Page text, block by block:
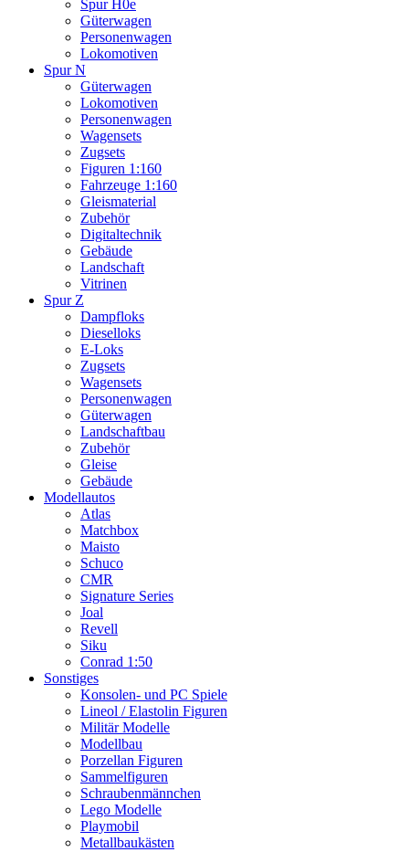
Spur H0e
Güterwagen
Personenwagen
Lokomotiven
Spur N
Güterwagen
Lokomotiven
Personenwagen
Wagensets
Zugsets
Figuren 1:160
Fahrzeuge 1:160
Gleismaterial
Zubehör
Digitaltechnik
Gebäude
Landschaft
Vitrinen
Spur Z
Dampfloks
Dieselloks
E-Loks
Zugsets
Wagensets
Personenwagen
Güterwagen
Landschaftbau
Zubehör
Gleise
Gebäude
Modellautos
Atlas
Matchbox
Maisto
Schuco
CMR
Signature Series
Joal
Revell
Siku
Conrad 1:50
Sonstiges
Konsolen- und PC Spiele
Lineol / Elastolin Figuren
Militär Modelle
Modellbau
Porzellan Figuren
Sammelfiguren
Schraubenmännchen
Lego Modelle
Playmobil
Metallbaukästen